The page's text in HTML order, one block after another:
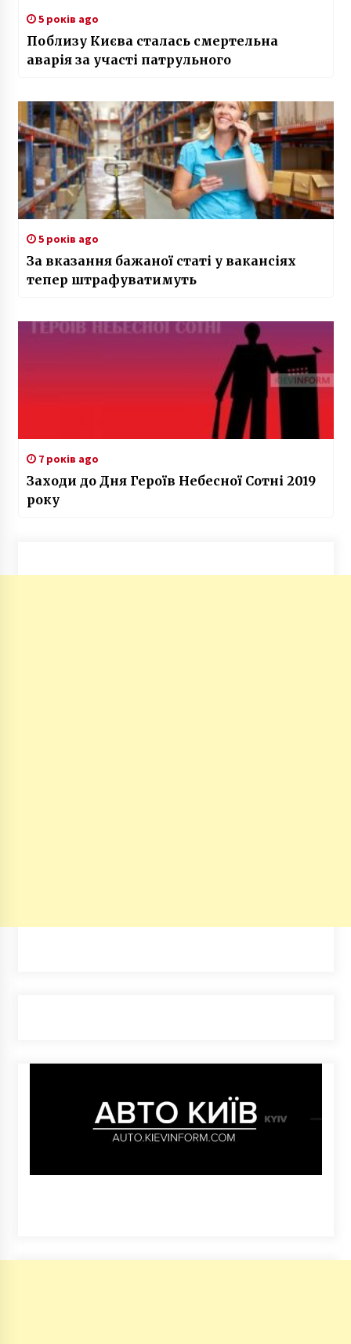
5 років ago
Поблизу Києва сталась смертельна
аварія за участі патрульного
5 років ago
За вказання бажаної статі у вакансіях
тепер штрафуватимуть
7 років ago
Заходи до Дня Героїв Небесної Сотні 2019
року